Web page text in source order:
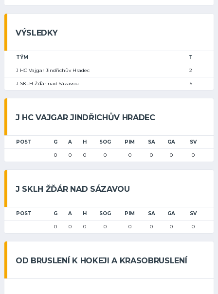
VÝSLEDKY
TÝM T
J HC Vajgar Jindřichův Hradec 2
J SKLH Žďár nad Sázavou 5
J HC VAJGAR JINDŘICHŮV HRADEC
POST G A H SOG PIM SA GA SV
0 0 0 0 0 0 0 0
J SKLH ŽĎÁR NAD SÁZAVOU
POST G A H SOG PIM SA GA SV
0 0 0 0 0 0 0 0
OD BRUSLENÍ K HOKEJI A KRASOBRUSLENÍ